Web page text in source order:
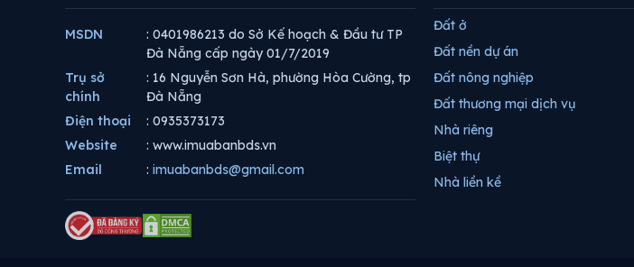
MSDN
: 0401986213 do Sở Kế hoạch & Đầu tư TP
Đà Nẵng cấp ngày 01/7/2019
Trụ sở
chính
: 16 Nguyễn Sơn Hà, phường Hòa Cường, tp
Đà Nẵng
Điện thoại
: 0935373173
Website
: www.imuabanbds.vn
Email
: imuabanbds@gmail.com
Đất ở
Đất nền dự án
Đất nông nghiệp
Đất thương mại dịch vụ
Nhà riêng
Biệt thự
Nhà liền kề